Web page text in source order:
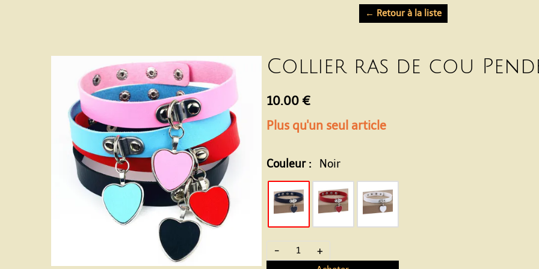
← Retour à la liste
Collier ras de cou
10.00 €
Plus qu'un seul article
Couleur : Noir
- +